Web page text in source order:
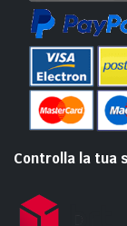
Controlla la tua